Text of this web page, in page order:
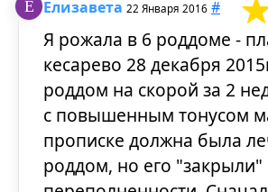
Елизавета 22 Января 2016 #
Я рожала в 6 роддоме -
кесарево 28 декабря
роддом на скорой за 2
с повышенным тонусом
прописке должна была
роддом, но его "закрыли"